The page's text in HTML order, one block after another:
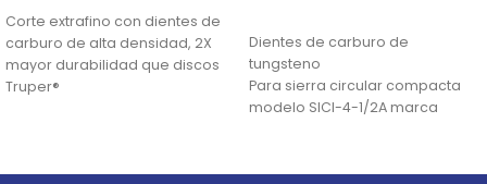
Corte extrafino con dientes de
carburo de alta densidad, 2X
mayor durabilidad que discos
Truper®
(TCG) Triple Chip Grind: Dentado
Dientes de carburo de
tungsteno
Para sierra circular compacta
modelo SICI-4-1/2A marca